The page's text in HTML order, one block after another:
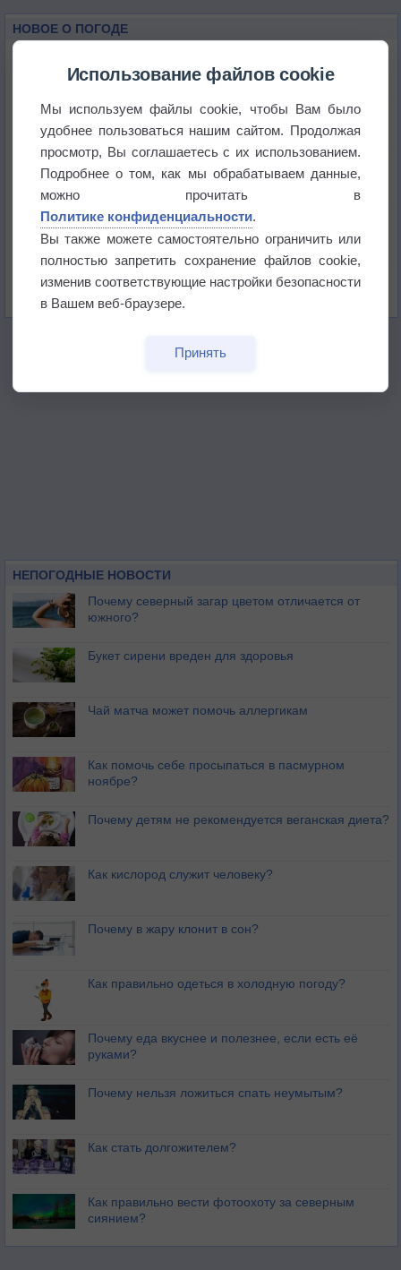
НОВОЕ О ПОГОДЕ
Приложение построит маршрут через тень
Атмосфера начала замерзать
В Приморье обнаружены морские волны тепла
бабочек
НЕПОГОДНЫЕ НОВОСТИ
Почему северный загар цветом отличается от
южного?
Букет сирени вреден для здоровья
Чай матча может помочь аллергикам
Как помочь себе просыпаться в пасмурном
ноябре?
Почему детям не рекомендуется веганская диета?
Как кислород служит человеку?
Почему в жару клонит в сон?
Как правильно одеться в холодную погоду?
Почему еда вкуснее и полезнее, если есть её
руками?
Почему нельзя ложиться спать неумытым?
Как стать долгожителем?
Как правильно вести фотоохоту за северным
сиянием?
Использование файлов cookie
Мы используем файлы cookie, чтобы Вам было
удобнее пользоваться нашим сайтом. Продолжая
просмотр, Вы соглашаетесь с их использованием.
Подробнее о том, как мы обрабатываем данные,
можно прочитать в
Политике конфиденциальности.
Вы также можете самостоятельно ограничить или
полностью запретить сохранение файлов cookie,
изменив соответствующие настройки безопасности
в Вашем веб-браузере.
Принять